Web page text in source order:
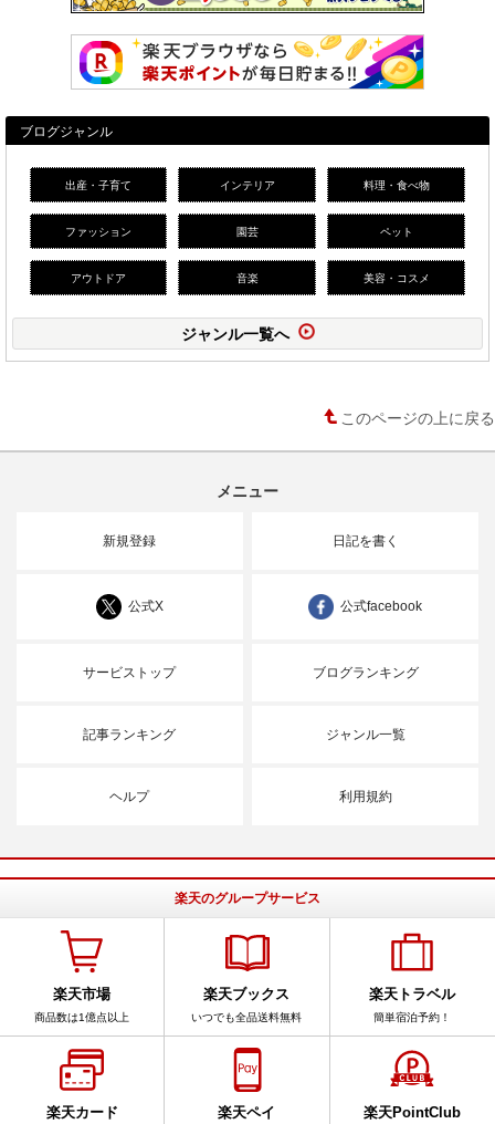
ブログジャンル
出産・子育て インテリア 料理・食べ物
ファッション 園芸 ペット
アウトドア 音楽 美容・コスメ
ジャンル一覧へ
このページの上に戻る
メニュー
新規登録 日記を書く
公式X 公式facebook
サービストップ ブログランキング
記事ランキング ジャンル一覧
ヘルプ 利用規約
楽天のグループサービス
楽天市場
商品数は1億点以上
楽天ブックス
いつでも全品送料無料
楽天トラベル
簡単宿泊予約！
楽天カード 楽天ペイ 楽天PointClub